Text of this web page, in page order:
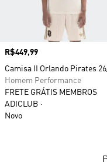
Preço
R$449,99
Camisa II Orlando Pirates
Homem Performance
FRETE GRÁTIS MEMBROS
ADICLUB
Novo